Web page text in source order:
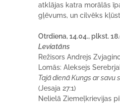
atklājas katra morālās
gļēvums, un cilvēks
Otrdiena, 14.04., plkst.
Leviatāns
Režisors Andrejs
Lomās: Aleksejs
Tajā dienā Kungs ar
(Jesaja 27:1)
Nelielā Ziemeļkrievijas